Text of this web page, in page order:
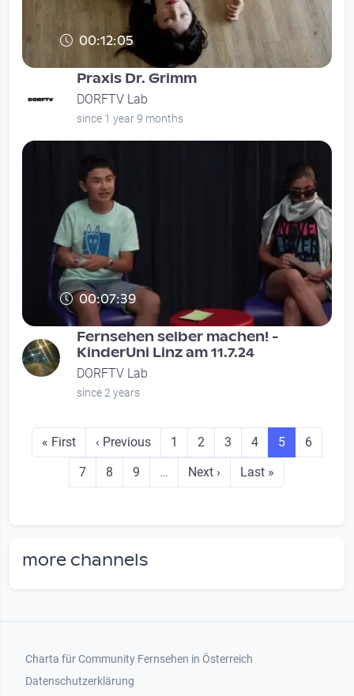
00:12:05
Praxis Dr. Grimm
DORFTV Lab
since 1 year 9 months
00:07:39
Fernsehen selber machen! -
KinderUni Linz am 11.7.24
DORFTV Lab
since 2 years
Seitennummerierung
First page
« First Previous page
‹ Previous Seite
1 Seite
2 Seite
3 Seite
4 Seite
5 Seite
6
Seite
7 Seite
8 Seite
9 … Next page
Next › Last page
Last »
more channels
Footer 1
Charta für Community Fernsehen in Österreich
Datenschutzerklärung